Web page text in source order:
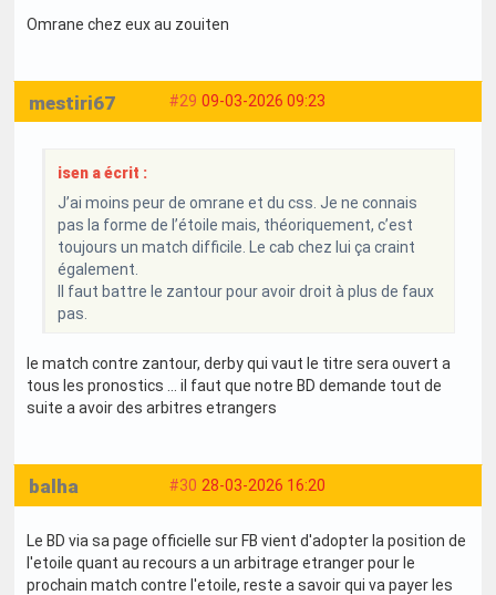
Omrane chez eux au zouiten
#29 09-03-2026 09:23
mestiri67
isen a écrit :
J’ai moins peur de omrane et du css. Je ne connais
pas la forme de l’étoile mais, théoriquement, c’est
toujours un match difficile. Le cab chez lui ça craint
également.
Il faut battre le zantour pour avoir droit à plus de faux
pas.
le match contre zantour, derby qui vaut le titre sera ouvert a
tous les pronostics ... il faut que notre BD demande tout de
suite a avoir des arbitres etrangers
#30 28-03-2026 16:20
balha
Le BD via sa page officielle sur FB vient d'adopter la position de
l'etoile quant au recours a un arbitrage etranger pour le
prochain match contre l'etoile, reste a savoir qui va payer les